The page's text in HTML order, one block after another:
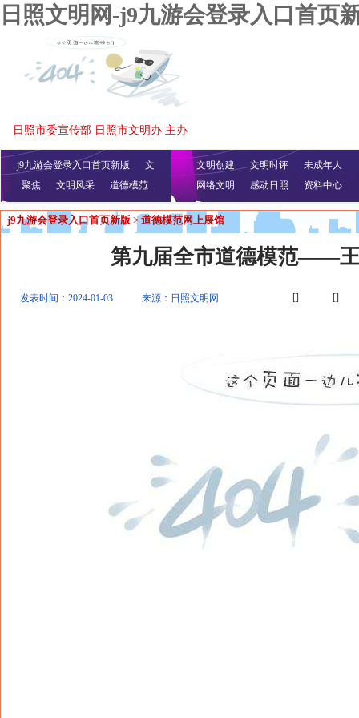
日照文明网-j9九游会登录入口首页
日照市委宣传部 日照市文明办 主办
j9九游会登录入口首页新版
文
明播报
公益视频
聚焦 文明风采 道德模范
文明创建 文明时评
未成年人
网络文明
感动日照 资料中心
j9九游会登录入口首页新版 > 道德模范网上展馆
第九届全市道德模范——
发表时间：2024-01-03 来源：日照文明网 [] []